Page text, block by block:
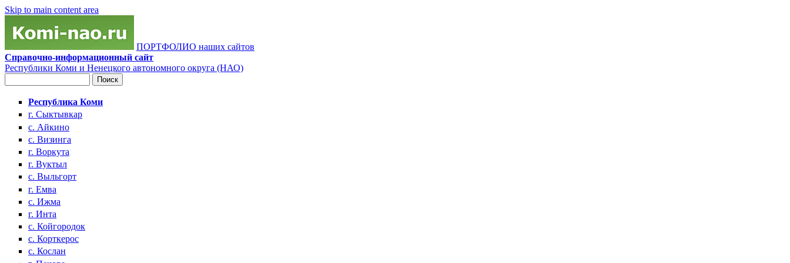
Skip to main content area
ПОРТФОЛИО наших сайтов
Справочно-информационный сайт
Республики Коми и Ненецкого автономного округа (НАО)
Республика Коми
г. Сыктывкар
с. Айкино
с. Визинга
г. Воркута
г. Вуктыл
с. Выльгорт
г. Емва
с. Ижма
г. Инта
с. Койгородок
с. Корткерос
с. Кослан